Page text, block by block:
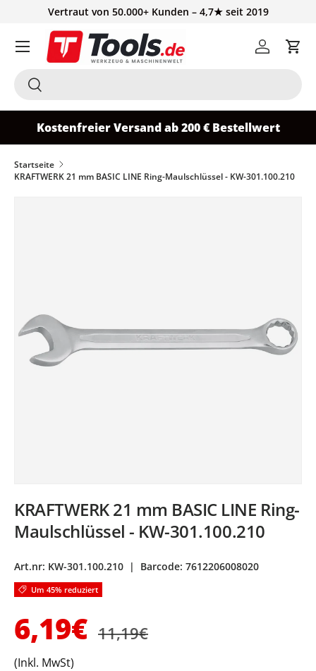
Vertraut von 50.000+ Kunden – 4,7★ seit 2019
Suchen
Suchen
Einloggen
Kostenfreier Versand ab 200 € Bestellwert
Startseite
KRAFTWERK 21 mm BASIC LINE Ring-Maulschlüssel - KW-301.100.210
KRAFTWERK 21 mm BASIC LINE Ring-
Maulschlüssel - KW-301.100.210
Art.nr: KW-301.100.210 | Barcode: 7612206008020
Um 45% reduziert
Verkaufspreis
6,19€ 11,19€
(Inkl. MwSt)